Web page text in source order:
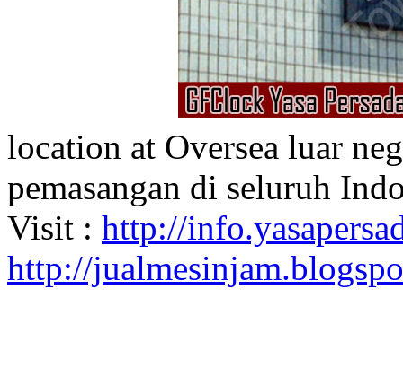
location at Oversea luar
pemasangan di seluruh
Visit : http://
http://